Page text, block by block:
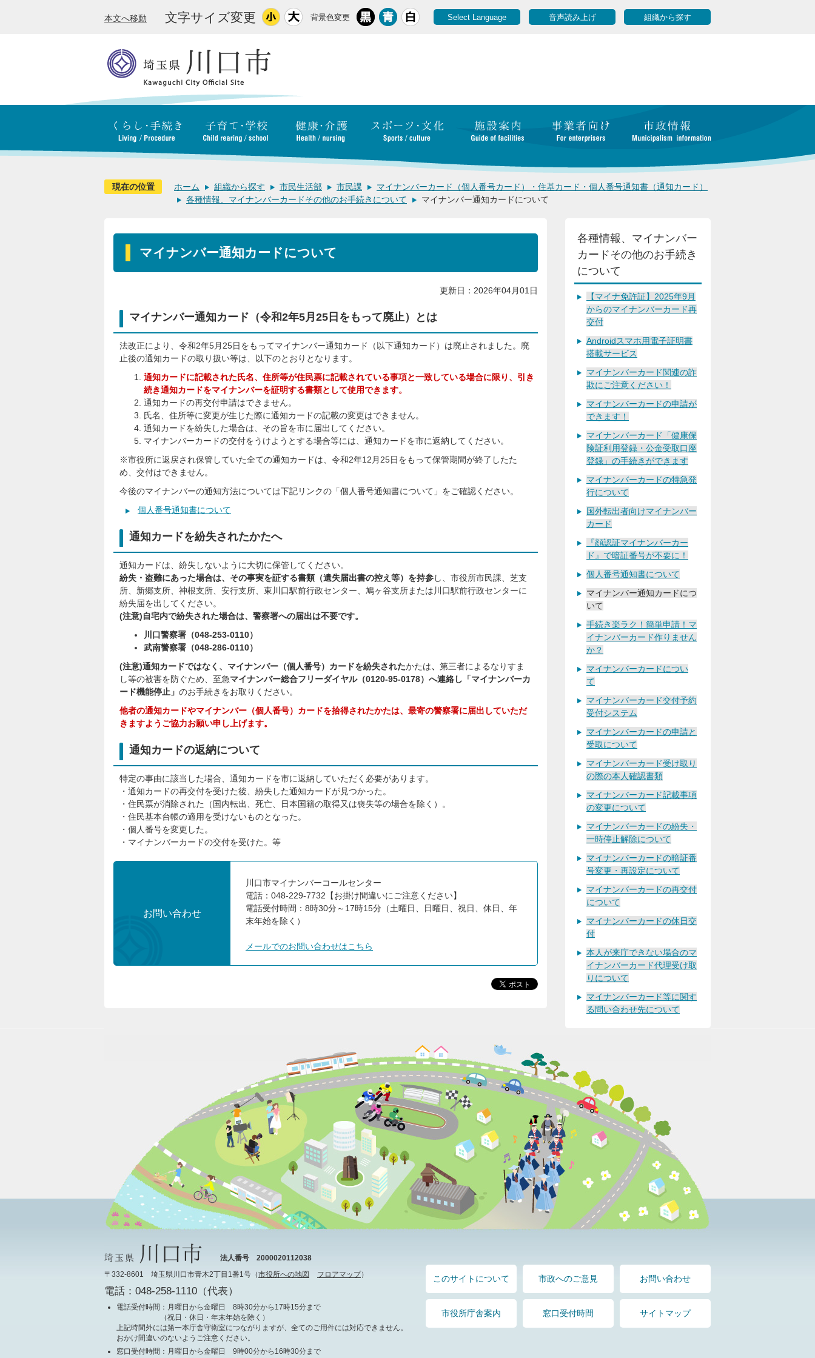
本文へ移動 文字サイズ変更 背景色変更 Select Language 音声読み上げ 組織から探す
現在の位置 ホーム 組織から探す 市民生活部 市民課
マイナンバーカード（個人番号カード）・住基カード・個人番号通知書（通知カード）
各種情報、マイナンバーカードその他のお手続きについて
マイナンバー通知カードについて
マイナンバー通知カードについて
更新日：2026年04月01日
マイナンバー通知カード（令和2年5月25日をもって廃止）とは
法改正により、令和2年5月25日をもってマイナンバー通知カード（以下通知カード）は廃止されました。廃
止後の通知カードの取り扱い等は、以下のとおりとなります。
通知カードに記載された氏名、住所等が住民票に記載されている事項と一致している場合に限り、引き
続き通知カードをマイナンバーを証明する書類として使用できます。
通知カードの再交付申請はできません。
氏名、住所等に変更が生じた際に通知カードの記載の変更はできません。
通知カードを紛失した場合は、その旨を市に届出してください。
マイナンバーカードの交付をうけようとする場合等には、通知カードを市に返納してください。
※市役所に返戻され保管していた全ての通知カードは、令和2年12月25日をもって保管期間が終了したた
め、交付はできません。
今後のマイナンバーの通知方法については下記リンクの「個人番号通知書について」をご確認ください。
個人番号通知書について
通知カードを紛失されたかたへ
通知カードは、紛失しないように大切に保管してください。
紛失・盗難にあった場合は、その事実を証する書類（遺失届出書の控え等）を持参し、市役所市民課、芝支
所、新郷支所、神根支所、安行支所、東川口駅前行政センター、鳩ヶ谷支所または川口駅前行政センターに
紛失届を出してください。
(注意)自宅内で紛失された場合は、警察署への届出は不要です。
川口警察署（048-253-0110）
武南警察署（048-286-0110）
(注意)通知カードではなく、マイナンバー（個人番号）カードを紛失されたかたは、 第三者によるなりすま
し等の被害を防ぐため、至急マイナンバー総合フリーダイヤル（0120-95-0178）へ連絡し「マイナンバーカ
ード機能停止」 のお手続きをお取りください。
他者の通知カードやマイナンバー（個人番号）カードを拾得されたかたは、最寄の警察署に届出していただ
きますようご協力お願い申し上げます。
通知カードの返納について
特定の事由に該当した場合、通知カードを市に返納していただく必要があります。
・通知カードの再交付を受けた後、紛失した通知カードが見つかった。
・住民票が消除された（国内転出、死亡、日本国籍の取得又は喪失等の場合を除く）。
・住民基本台帳の適用を受けないものとなった。
・個人番号を変更した。
・マイナンバーカードの交付を受けた。等
お問い合わせ
川口市マイナンバーコールセンター
電話：048-229-7732【お掛け間違いにご注意ください】
電話受付時間：8時30分～17時15分（土曜日、日曜日、祝日、休日、年
末年始を除く）
メールでのお問い合わせはこちら
各種情報、マイナンバー
カードその他のお手続き
について
【マイナ免許証】2025年9月
からのマイナンバーカード再
交付
Androidスマホ用電子証明書
搭載サービス
マイナンバーカード関連の詐
欺にご注意ください！
マイナンバーカードの申請が
できます！
マイナンバーカード「健康保
険証利用登録・公金受取口座
登録」の手続きができます
マイナンバーカードの特急発
行について
国外転出者向けマイナンバー
カード
『顔認証マイナンバーカー
ド』で暗証番号が不要に！
個人番号通知書について
マイナンバー通知カードにつ
いて
手続き楽ラク！簡単申請！マ
イナンバーカード作りません
か？
マイナンバーカードについ
て
マイナンバーカード交付予約
受付システム
マイナンバーカードの申請と
受取について
マイナンバーカード受け取り
の際の本人確認書類
マイナンバーカード記載事項
の変更について
マイナンバーカードの紛失・
一時停止解除について
マイナンバーカードの暗証番
号変更・再設定について
マイナンバーカードの再交付
について
マイナンバーカードの休日交
付
本人が来庁できない場合のマ
イナンバーカード代理受け取
りについて
マイナンバーカード等に関す
る問い合わせ先について
法人番号 2000020112038
〒332-8601 埼玉県川口市青木2丁目1番1号（市役所への地図 フロアマップ）
電話：048-258-1110（代表）
電話受付時間 ：月曜日から金曜日 8時30分から17時15分まで
（祝日・休日・年末年始を除く）
上記時間外には第一本庁舎守衛室につながりますが、全てのご用件には対応できません。
おかけ間違いのないようご注意ください。
窓口受付時間 ：月曜日から金曜日 9時00分から16時30分まで
このサイトについて 市政へのご意見 お問い合わせ
市役所庁舎案内 窓口受付時間 サイトマップ